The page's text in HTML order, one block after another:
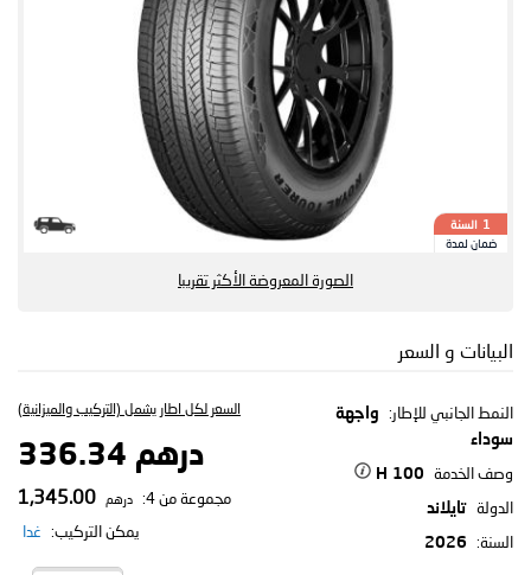
1 السنة
ضمان لمدة
الصورة المعروضة الأكثر تقريبا
البيانات و السعر
النمط الجانبي للإطار:
واجهة
سوداء
وصف الخدمة 100 H
الدولة تايلاند
السنة: 2026
السعر لكل اطار يشمل (التركيب والميزانية)
درهم 336.34
مجموعة من 4: درهم
يمكن التركيب: غدا